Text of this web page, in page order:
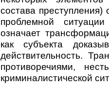
состава
проблемной ситуации
означает
как субъекта
действительность.
противоречиями,
криминалистической